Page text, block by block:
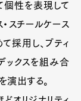
個性を表現して
スチールケース
採用し、ブティ
ックスを組み合
演出する。